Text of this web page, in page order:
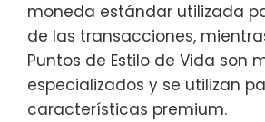
moneda estándar utilizada
de las transacciones,
Puntos de Estilo de Vida son
especializados y se utilizan
características premium.